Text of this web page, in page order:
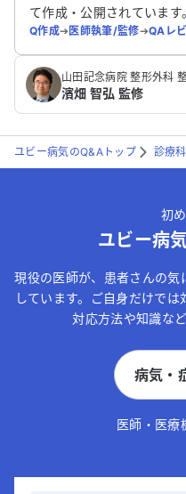
て作成・公開されています。
Q作成➔医師執筆/監修➔QAレ
山田記念病院 整形外科
濱畑 智弘 監修
ユビー病気のQ&Aトップ 診療
初
ユビー病
現役の医師が、患者さんの気
しています。ご自身だけで
対応方法や知識な
病気・
医師・医療